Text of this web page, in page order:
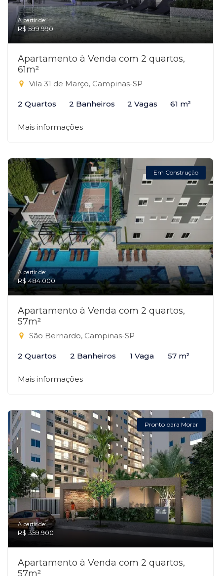
A partir de:
R$ 599.990
Apartamento à Venda com 2 quartos,
61m²
Vila 31 de Março, Campinas-SP
2 Quartos 2 Banheiros 2 Vagas 61 m²
Mais informações
Em Construção
A partir de:
R$ 484.000
Apartamento à Venda com 2 quartos,
57m²
São Bernardo, Campinas-SP
2 Quartos 2 Banheiros 1 Vaga 57 m²
Mais informações
Pronto para Morar
A partir de:
R$ 359.900
Apartamento à Venda com 2 quartos,
57m²